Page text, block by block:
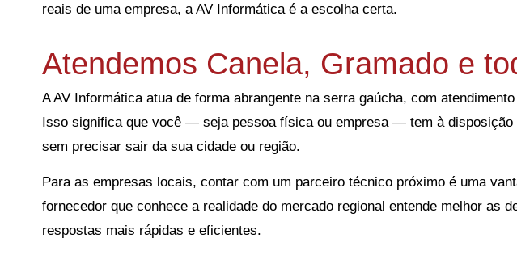
reais de uma empresa, a AV Informática é a escolha certa.
Atendemos Canela, Gramado e
A AV Informática atua de forma abrangente na serra gaúcha, com
Isso significa que você — seja pessoa física ou empresa — tem à disposição
sem precisar sair da sua cidade ou região.
Para as empresas locais, contar com um parceiro técnico próximo é uma
fornecedor que conhece a realidade do mercado regional entende melhor as
respostas mais rápidas e eficientes.